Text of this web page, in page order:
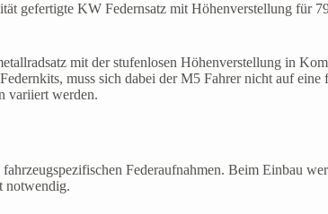
gefertigte KW Federnsatz mit Höhenverstellung für
mit der stufenlosen Höhenverstellung in
muss sich dabei der M5 Fahrer nicht auf
variiert werden.
Federaufnahmen. Beim Einbau
notwendig.